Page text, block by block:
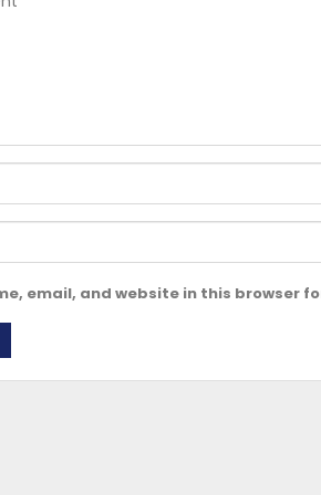
email, and website in this browser